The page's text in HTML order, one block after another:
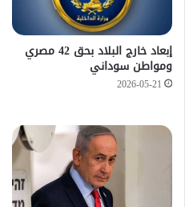
إبعاد خارج البلاد بحق 42 مصري
ومواطن سوداني
2026-05-21